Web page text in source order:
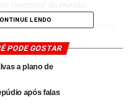
que sugeriu incluir Zelenski na
os dois líderesvoltam a dialogar
teve seu único encontro
LENDO
PODE GOSTAR
a plano de
após falas